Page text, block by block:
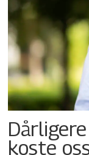
koste